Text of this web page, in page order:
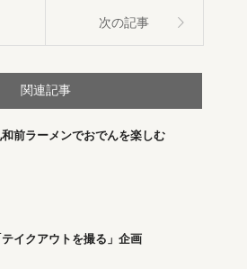
次の記事
関連記事
和前ラーメンでおでんを楽しむ
テイクアウトを撮る」企画